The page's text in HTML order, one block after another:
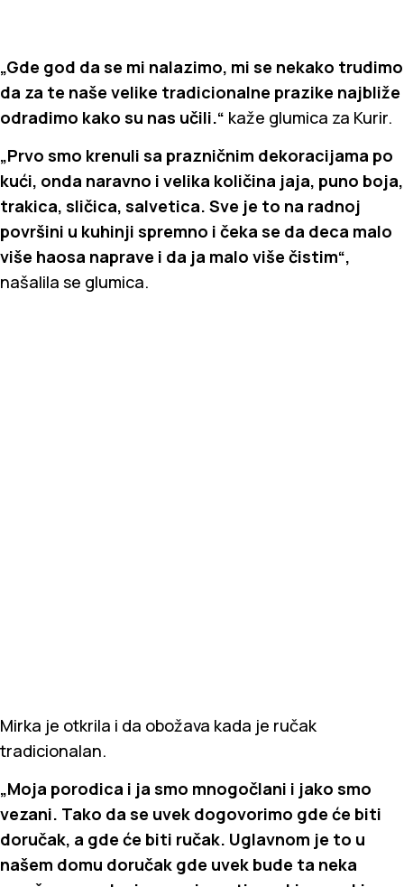
„Gde god da se mi nalazimo, mi se nekako trudimo
da za te naše velike tradicionalne prazike najbliže
odradimo kako su nas učili.“ kaže glumica za Kurir.
„Prvo smo krenuli sa prazničnim dekoracijama po
kući, onda naravno i velika količina jaja, puno boja,
trakica, sličica, salvetica. Sve je to na radnoj
površini u kuhinji spremno i čeka se da deca malo
više haosa naprave i da ja malo više čistim“,
našalila se glumica.
Mirka je otkrila i da obožava kada je ručak
tradicionalan.
„Moja porodica i ja smo mnogočlani i jako smo
vezani. Tako da se uvek dogovorimo gde će biti
doručak, a gde će biti ručak. Uglavnom je to u
našem domu doručak gde uvek bude ta neka